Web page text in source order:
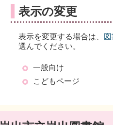
表示の変更
表示を変更する場合は、
選んでください。
一般向け
こどもページ